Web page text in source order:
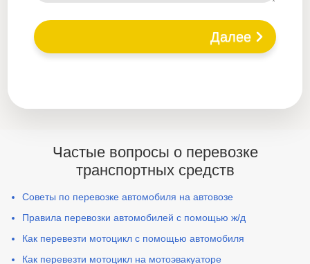
Далее
Частые вопросы о перевозке
транспортных средств
Советы по перевозке автомобиля на автовозе
Правила перевозки автомобилей с помощью ж/д
Как перевезти мотоцикл с помощью автомобиля
Как перевезти мотоцикл на мотоэвакуаторе